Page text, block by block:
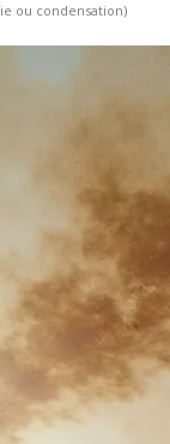
ou condensation)